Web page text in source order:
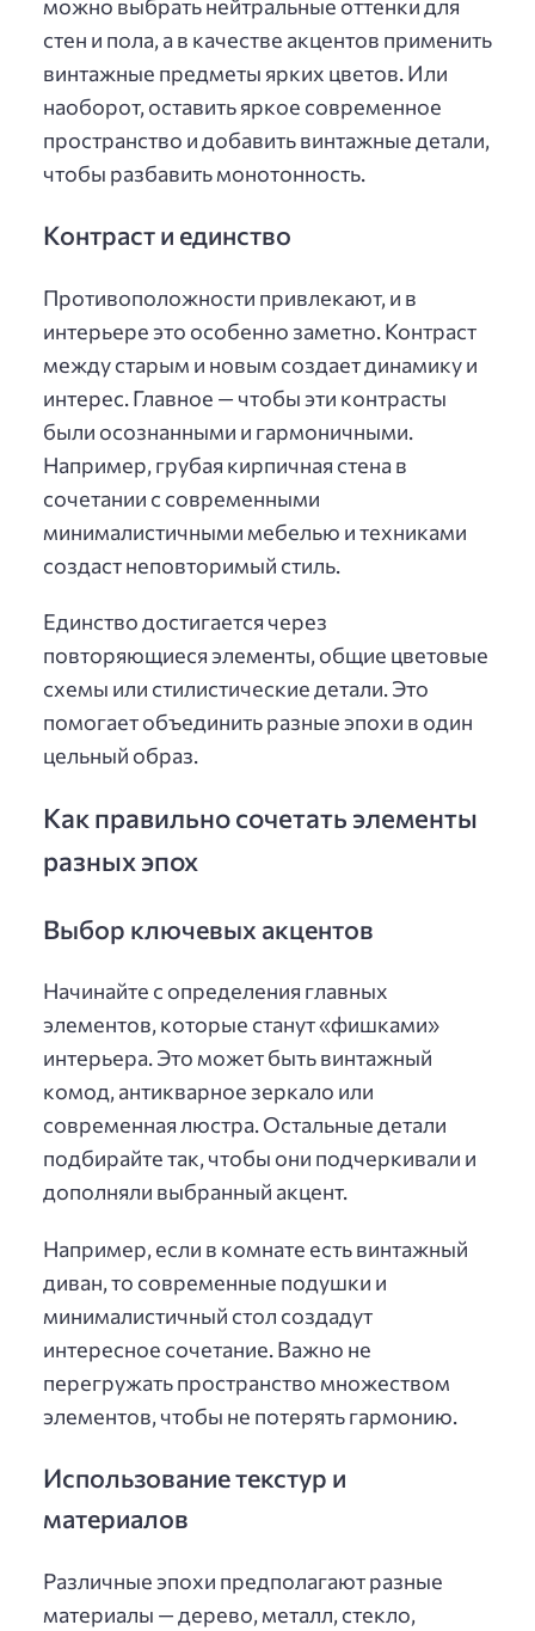
можно выбрать нейтральные оттенки для
стен и пола, а в качестве акцентов применить
винтажные предметы ярких цветов. Или
наоборот, оставить яркое современное
пространство и добавить винтажные детали,
чтобы разбавить монотонность.
Контраст и единство
Противоположности привлекают, и в
интерьере это особенно заметно. Контраст
между старым и новым создает динамику и
интерес. Главное — чтобы эти контрасты
были осознанными и гармоничными.
Например, грубая кирпичная стена в
сочетании с современными
минималистичными мебелью и техниками
создаст неповторимый стиль.
Единство достигается через
повторяющиеся элементы, общие цветовые
схемы или стилистические детали. Это
помогает объединить разные эпохи в один
цельный образ.
Как правильно сочетать элементы
разных эпох
Выбор ключевых акцентов
Начинайте с определения главных
элементов, которые станут «фишками»
интерьера. Это может быть винтажный
комод, антикварное зеркало или
современная люстра. Остальные детали
подбирайте так, чтобы они подчеркивали и
дополняли выбранный акцент.
Например, если в комнате есть винтажный
диван, то современные подушки и
минималистичный стол создадут
интересное сочетание. Важно не
перегружать пространство множеством
элементов, чтобы не потерять гармонию.
Использование текстур и
материалов
Различные эпохи предполагают разные
материалы — дерево, металл, стекло,